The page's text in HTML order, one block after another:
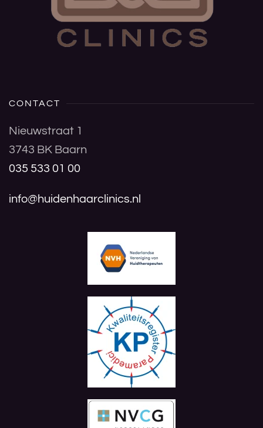
CONTACT
Nieuwstraat 1
3743 BK Baarn
035 533 01 00
info@huidenhaarclinics.nl